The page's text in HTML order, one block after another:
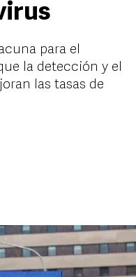
para el
la detección y el
las tasas de